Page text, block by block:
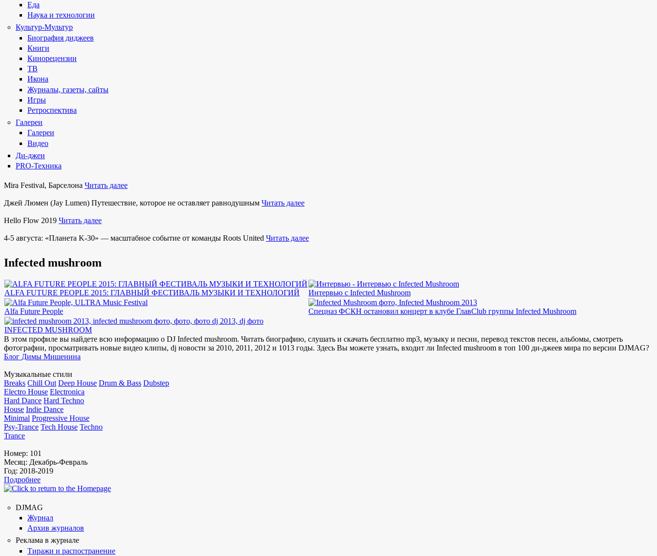
Еда
Наука и технологии
Культур-Мультур
Биография диджеев
Книги
Кинорецензии
ТВ
Икона
Журналы, газеты, сайты
Игры
Ретроспектива
Галереи
Галереи
Видео
Ди-джеи
PRO-Техника
Mira Festival, Барселона Читать далее
Джей Люмен (Jay Lumen) Путешествие, которое не оставляет равнодушным Читать далее
Hello Flow 2019 Читать далее
4-5 августа: «Планета K-30» — масштабное событие от команды Roots United Читать далее
Infected mushroom
ALFA FUTURE PEOPLE 2015: ГЛАВНЫЙ ФЕСТИВАЛЬ МУЗЫКИ И ТЕХНОЛОГИЙ Интервью с Infected Mushroom
Alfa Future People Спецназ ФСКН остановил концерт в клубе ГлавClub группы Infected Mushroom
INFECTED MUSHROOM
В этом профиле вы найдете всю информацию о DJ Infected mushroom. Читать биографию, слушать и скачать бесплатно mp3, музыку и песни, перевод текстов песен, альбомы, смотреть
фотографии, просматривать новые видео клипы, dj новости за 2010, 2011, 2012 и 1013 годы. Здесь Вы можете узнать, входит ли Infected mushroom в топ 100 ди-джеев мира по версии DJMAG?
Блог Димы Мишенина
Музыкальные стили
Breaks Chill Out Deep House Drum & Bass Dubstep
Electro House Electronica
Hard Dance Hard Techno
House Indie Dance
Minimal Progressive House
Psy-Trance Tech House Techno
Trance
Номер: 101
Месяц: Декабрь-Февраль
Год: 2018-2019
Подробнее
DJMAG
Журнал
Архив журналов
Реклама в журнале
Тиражи и распостранение